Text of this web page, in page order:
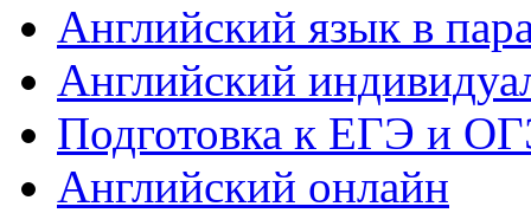
Английский язык в
Английский
Подготовка к ЕГЭ и
Английский онлайн